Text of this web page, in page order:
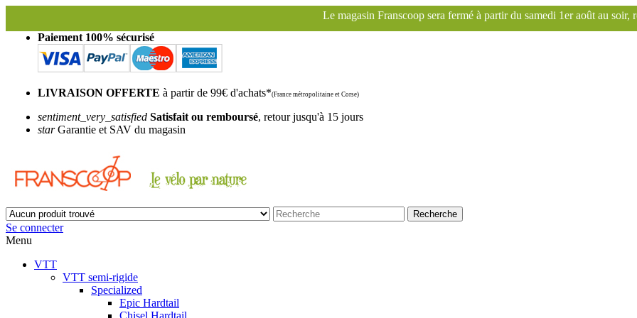
Le magasin Franscoop sera fermé à partir du samedi 1er août au soir, réouverture le mardi
Paiement 100% sécurisé
LIVRAISON OFFERTE à partir de 99€ d'achats*(France métropolitaine et Corse)
sentiment_very_satisfied Satisfait ou remboursé, retour jusqu'à 15 jours
starGarantie et SAV du magasin
Recherche
Se connecter
Menu
VTT
VTT semi-rigide
Specialized
Epic Hardtail
Chisel Hardtail